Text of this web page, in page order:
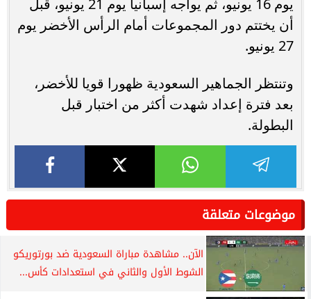
أن يختتم دور المجموعات أمام الرأس الأخضر يوم
27 يونيو.
وتنتظر الجماهير السعودية ظهورا قويا للأخضر،
بعد فترة إعداد شهدت أكثر من اختبار قبل
البطولة.
موضوعات متعلقة
الآن.. مشاهدة مباراة السعودية ضد بورتوريكو
الشوط الأول والثاني في استعدادات كأس...